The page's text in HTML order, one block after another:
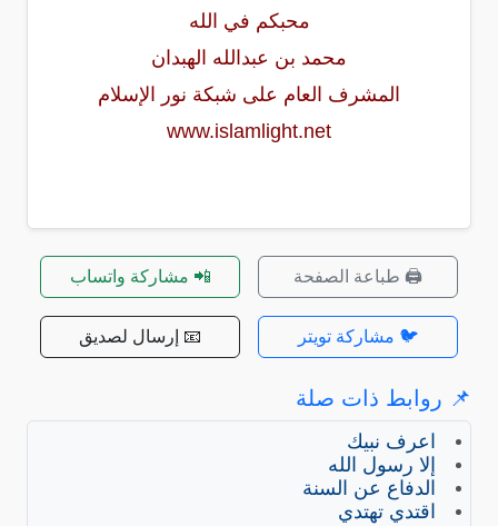
محبكم في الله
محمد بن عبدالله الهبدان
المشرف العام على شبكة نور الإسلام
www.islamlight.net
🖨️ طباعة الصفحة 📲 مشاركة واتساب
🐦 مشاركة تويتر 📧 إرسال لصديق
📌 روابط ذات صلة
اعرف نبيك
إلا رسول الله
الدفاع عن السنة
اقتدي تهتدي